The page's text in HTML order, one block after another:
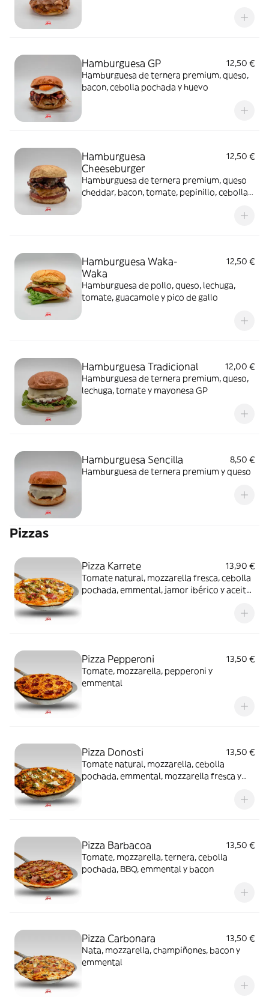
Hamburguesa GP
12,50 €
Hamburguesa de ternera premium, queso,
bacon, cebolla pochada y huevo
Hamburguesa
Cheeseburger
12,50 €
Hamburguesa de ternera premium, queso
cheddar, bacon, tomate, pepinillo, cebolla,
Hamburguesa Waka-
Waka
12,50 €
Hamburguesa de pollo, queso, lechuga,
tomate, guacamole y pico de gallo
Hamburguesa Tradicional
12,00 €
Hamburguesa de ternera premium, queso,
lechuga, tomate y mayonesa GP
Hamburguesa Sencilla
8,50 €
Hamburguesa de ternera premium y queso
Pizzas
Pizza Karrete
13,90 €
Tomate natural, mozzarella fresca, cebolla
pochada, emmental, jamor ibérico y aceite
Pizza Pepperoni
13,50 €
Tomate, mozzarella, pepperoni y
emmental
Pizza Donosti
13,50 €
Tomate natural, mozzarella, cebolla
pochada, emmental, mozzarella fresca y
Pizza Barbacoa
13,50 €
Tomate, mozzarella, ternera, cebolla
pochada, BBQ, emmental y bacon
Pizza Carbonara
13,50 €
Nata, mozzarella, champiñones, bacon y
emmental